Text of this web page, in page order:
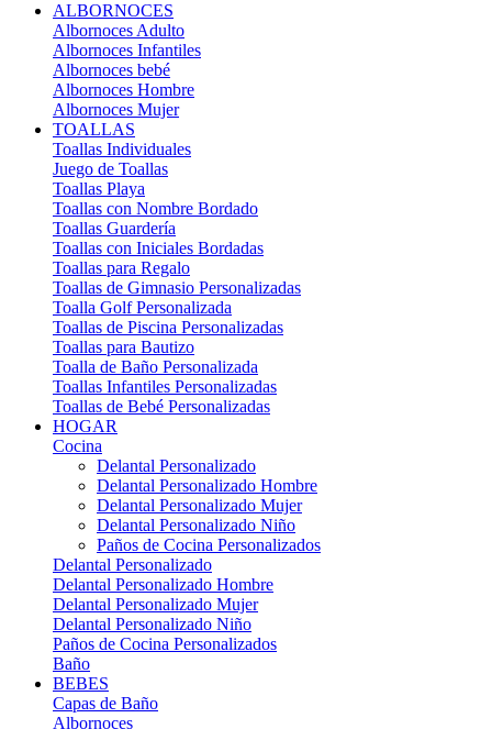
ALBORNOCES
Albornoces Adulto
Albornoces Infantiles
Albornoces bebé
Albornoces Hombre
Albornoces Mujer
TOALLAS
Toallas Individuales
Juego de Toallas
Toallas Playa
Toallas con Nombre Bordado
Toallas Guardería
Toallas con Iniciales Bordadas
Toallas para Regalo
Toallas de Gimnasio Personalizadas
Toalla Golf Personalizada
Toallas de Piscina Personalizadas
Toallas para Bautizo
Toalla de Baño Personalizada
Toallas Infantiles Personalizadas
Toallas de Bebé Personalizadas
HOGAR
Cocina
Delantal Personalizado
Delantal Personalizado Hombre
Delantal Personalizado Mujer
Delantal Personalizado Niño
Paños de Cocina Personalizados
Delantal Personalizado
Delantal Personalizado Hombre
Delantal Personalizado Mujer
Delantal Personalizado Niño
Paños de Cocina Personalizados
Baño
BEBES
Capas de Baño
Albornoces